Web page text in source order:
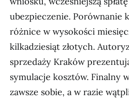
ubezpieczenie. Porównanie
różnice w wysokości
kilkadziesiąt złotych.
sprzedaży Kraków
symulacje kosztów. Finalny
zawsze sobie, a w razie